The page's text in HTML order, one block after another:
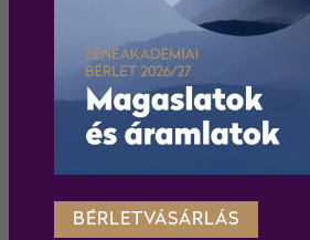
Elfogadom az
BÉRLETVÁSÁRLÁS